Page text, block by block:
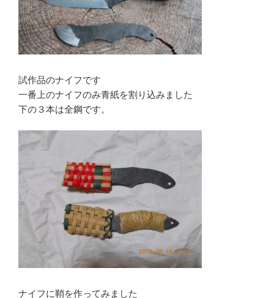
試作品のナイフです
一番上のナイフのみ青紙を割り込みました
下の３本は全鋼です。
ナイフに鞘を作ってみました